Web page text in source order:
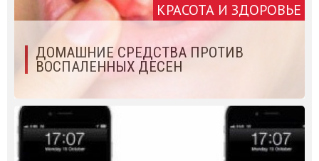
КРАСОТА И ЗДОРОВЬЕ
ДОМАШНИЕ СРЕДСТВА ПРОТИВ
ВОСПАЛЕННЫХ ДЕСЕН